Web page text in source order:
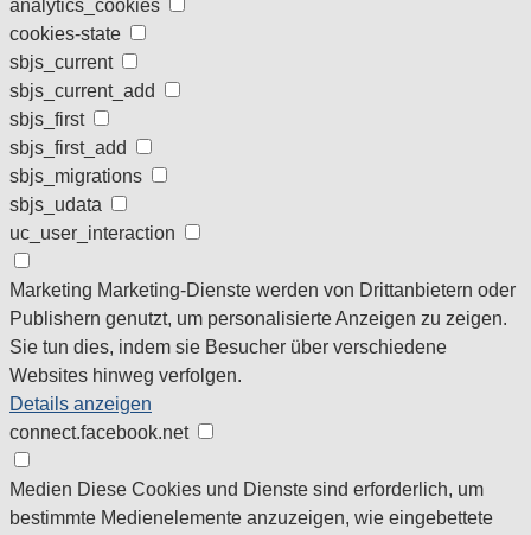
analytics_cookies
cookies-state
sbjs_current
sbjs_current_add
sbjs_first
sbjs_first_add
sbjs_migrations
sbjs_udata
uc_user_interaction
Marketing Marketing-Dienste werden von Drittanbietern oder
Publishern genutzt, um personalisierte Anzeigen zu zeigen.
Sie tun dies, indem sie Besucher über verschiedene
Websites hinweg verfolgen.
Details anzeigen
connect.facebook.net
Medien Diese Cookies und Dienste sind erforderlich, um
bestimmte Medienelemente anzuzeigen, wie eingebettete